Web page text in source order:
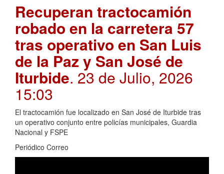
Recuperan tractocamión
robado en la carretera 57
tras operativo en San Luis
de la Paz y San José de
Iturbide. 23 de Julio, 2026
15:03
El tractocamión fue localizado en San José de Iturbide tras
un operativo conjunto entre policías municipales, Guardia
Nacional y FSPE
Periódico Correo